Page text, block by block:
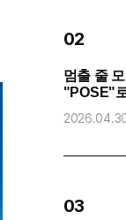
02
멈출 줄
"POSE"
03